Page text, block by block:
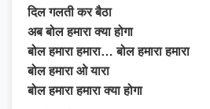
दिल गलती कर बैठा
अब बोल हमारा क्या होगा
बोल हमारा हमारा… बोल हमारा हमारा
बोल हमारा ओ यारा
बोल हमारा हमारा क्या होगा